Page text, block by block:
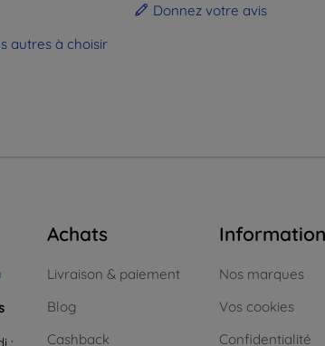
autres à choisir
Donnez votre avis
:
Achats
Livraison & paiement
Blog
Cashback
Nos marques
Vos cookies
Confidentialité